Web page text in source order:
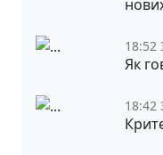
18:52
Як
18:42